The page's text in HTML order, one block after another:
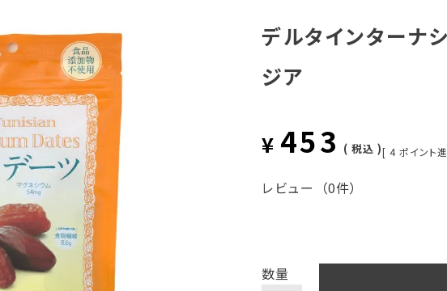
デルタインターナ
ジア
¥ 453 税込 [ 4 ポイント
レビュー （0件）